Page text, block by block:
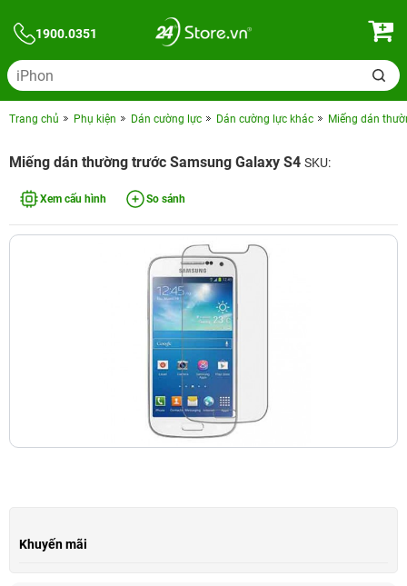
1900.0351
Trang chủ Phụ kiện Dán cường lực Dán cường lực khác Miếng dán
Miếng dán thường trước Samsung Galaxy S4 SKU:
Xem cấu hình So sánh
Khuyến mãi